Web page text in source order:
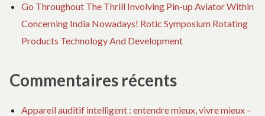
Go Throughout The Thrill Involving Pin-up Aviator Within
Concerning India Nowadays! Rotic Symposium Rotating
Products Technology And Development
Commentaires récents
Appareil auditif intelligent : entendre mieux, vivre mieux –